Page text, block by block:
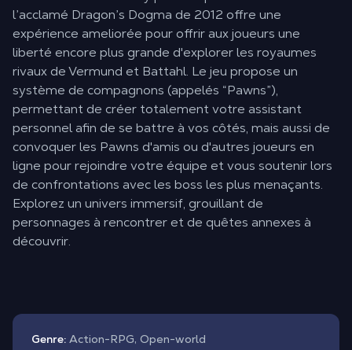
l’acclamé Dragon’s Dogma de 2012 offre une
expérience ameliorée pour offrir aux joueurs une
liberté encore plus grande d'explorer les royaumes
rivaux de Vermund et Battahl. Le jeu propose un
système de compagnons (appelés “Pawns”),
permettant de créer totalement votre assistant
personnel afin de se battre à vos côtés, mais aussi de
convoquer les Pawns d'amis ou d'autres joueurs en
ligne pour rejoindre votre équipe et vous soutenir lors
de confrontations avec les boss les plus menaçants.
Explorez un univers immersif, grouillant de
personnages à rencontrer et de quêtes annexes à
découvrir.
Genre: Action-RPG, Open-world